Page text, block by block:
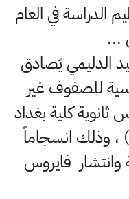
الدراسة في العام
...
الدليمي يُصادق
للصفوف غير
ثانوية كلية بغداد
، وذلك انسجاماً
وانتشار فايروس